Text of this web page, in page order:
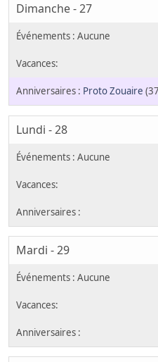
Dimanche - 27
Proto Zouaire
Lundi - 28
Mardi - 29